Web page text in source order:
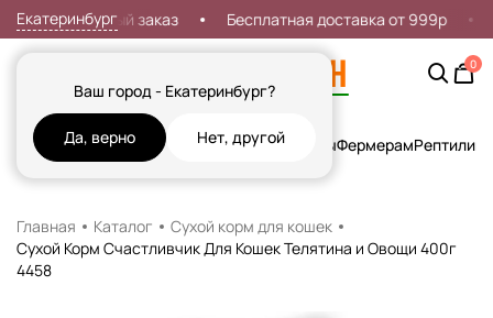
Екатеринбург
Ваш город - Екатеринбург?
Да, верно Нет, другой
7% на первый заказ Бесплатная доставка от 999р
0
Кошки СобакиРыбы Грызуны и Хорьки ПтицыФермерамРептилии
Главная Каталог
Сухой корм для кошек
Сухой Корм Счастливчик Для Кошек Телятина и Овощи 400г
4458